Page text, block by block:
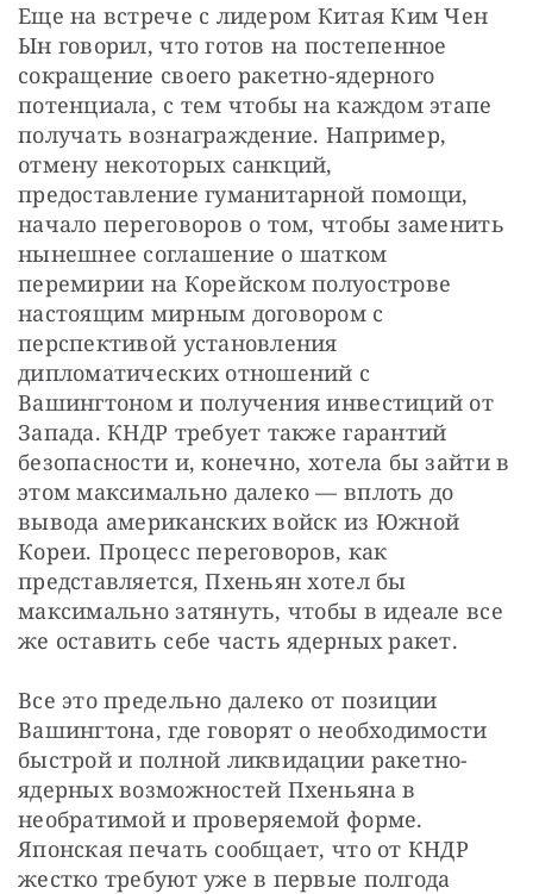
Еще на встрече с лидером Китая Ким Чен
Ын говорил, что готов на постепенное
сокращение своего ракетно-ядерного
потенциала, с тем чтобы на каждом этапе
получать вознаграждение. Например,
отмену некоторых санкций,
предоставление гуманитарной помощи,
начало переговоров о том, чтобы заменить
нынешнее соглашение о шатком
перемирии на Корейском полуострове
настоящим мирным договором с
перспективой установления
дипломатических отношений с
Вашингтоном и получения инвестиций от
Запада. КНДР требует также гарантий
безопасности и, конечно, хотела бы зайти в
этом максимально далеко — вплоть до
вывода американских войск из Южной
Кореи. Процесс переговоров, как
представляется, Пхеньян хотел бы
максимально затянуть, чтобы в идеале все
же оставить себе часть ядерных ракет.
Все это предельно далеко от позиции
Вашингтона, где говорят о необходимости
быстрой и полной ликвидации ракетно-
ядерных возможностей Пхеньяна в
необратимой и проверяемой форме.
Японская печать сообщает, что от КНДР
жестко требуют уже в первые полгода